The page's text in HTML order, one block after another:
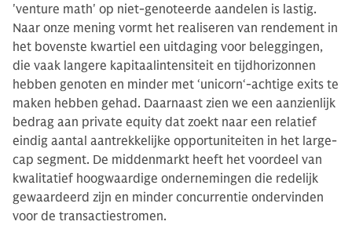
'venture math' op niet-genoteerde aandelen is lastig.
Naar onze mening vormt het realiseren van rendement in
het bovenste kwartiel een uitdaging voor beleggingen,
die vaak langere kapitaalintensiteit en tijdhorizonnen
hebben genoten en minder met ‘unicorn‘-achtige exits te
maken hebben gehad. Daarnaast zien we een aanzienlijk
bedrag aan private equity dat zoekt naar een relatief
eindig aantal aantrekkelijke opportuniteiten in het large-
cap segment. De middenmarkt heeft het voordeel van
kwalitatief hoogwaardige ondernemingen die redelijk
gewaardeerd zijn en minder concurrentie ondervinden
voor de transactiestromen.